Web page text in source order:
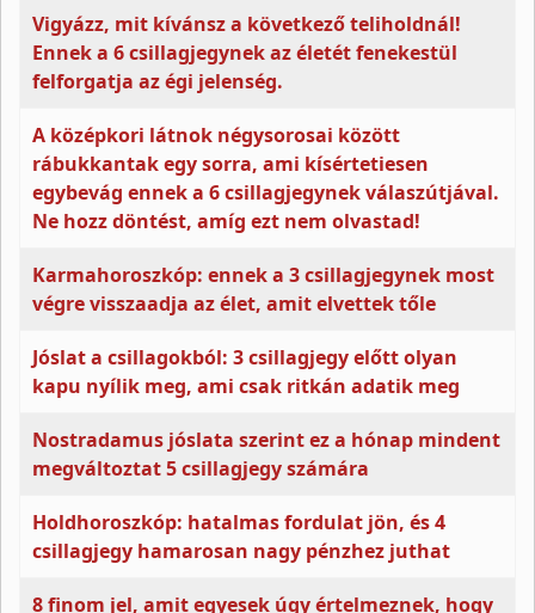
Vigyázz, mit kívánsz a következő teliholdnál!
Ennek a 6 csillagjegynek az életét fenekestül
felforgatja az égi jelenség.
A középkori látnok négysorosai között
rábukkantak egy sorra, ami kísértetiesen
egybevág ennek a 6 csillagjegynek válaszútjával.
Ne hozz döntést, amíg ezt nem olvastad!
Karmahoroszkóp: ennek a 3 csillagjegynek most
végre visszaadja az élet, amit elvettek tőle
Jóslat a csillagokból: 3 csillagjegy előtt olyan
kapu nyílik meg, ami csak ritkán adatik meg
Nostradamus jóslata szerint ez a hónap mindent
megváltoztat 5 csillagjegy számára
Holdhoroszkóp: hatalmas fordulat jön, és 4
csillagjegy hamarosan nagy pénzhez juthat
8 finom jel, amit egyesek úgy értelmeznek, hogy